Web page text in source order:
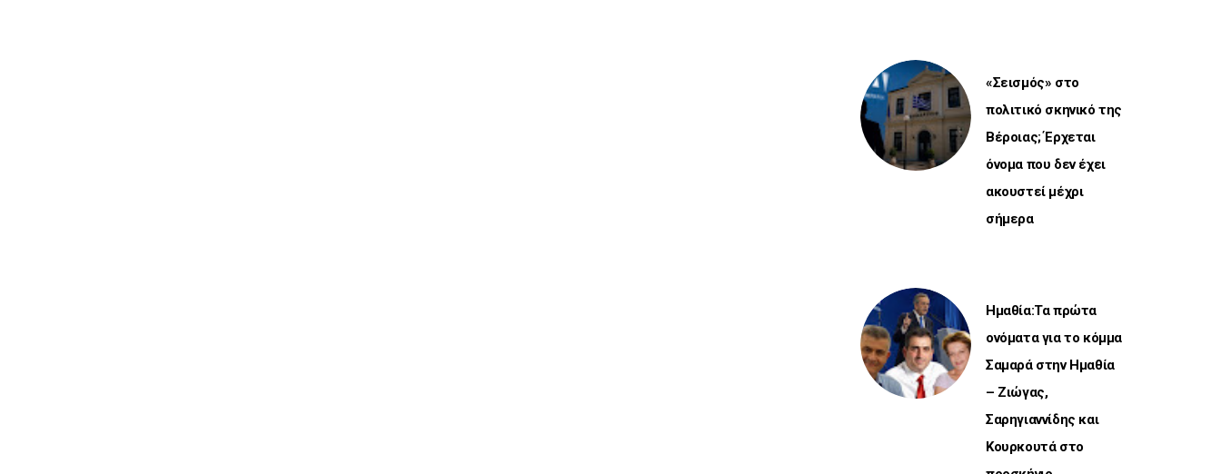
«Σεισμός» στο
πολιτικό σκηνικό της
Βέροιας; Έρχεται
όνομα που δεν έχει
ακουστεί μέχρι
σήμερα
Ημαθία:Τα πρώτα
ονόματα για το κόμμα
Σαμαρά στην Ημαθία
– Ζιώγας,
Σαρηγιαννίδης και
Κουρκουτά στο